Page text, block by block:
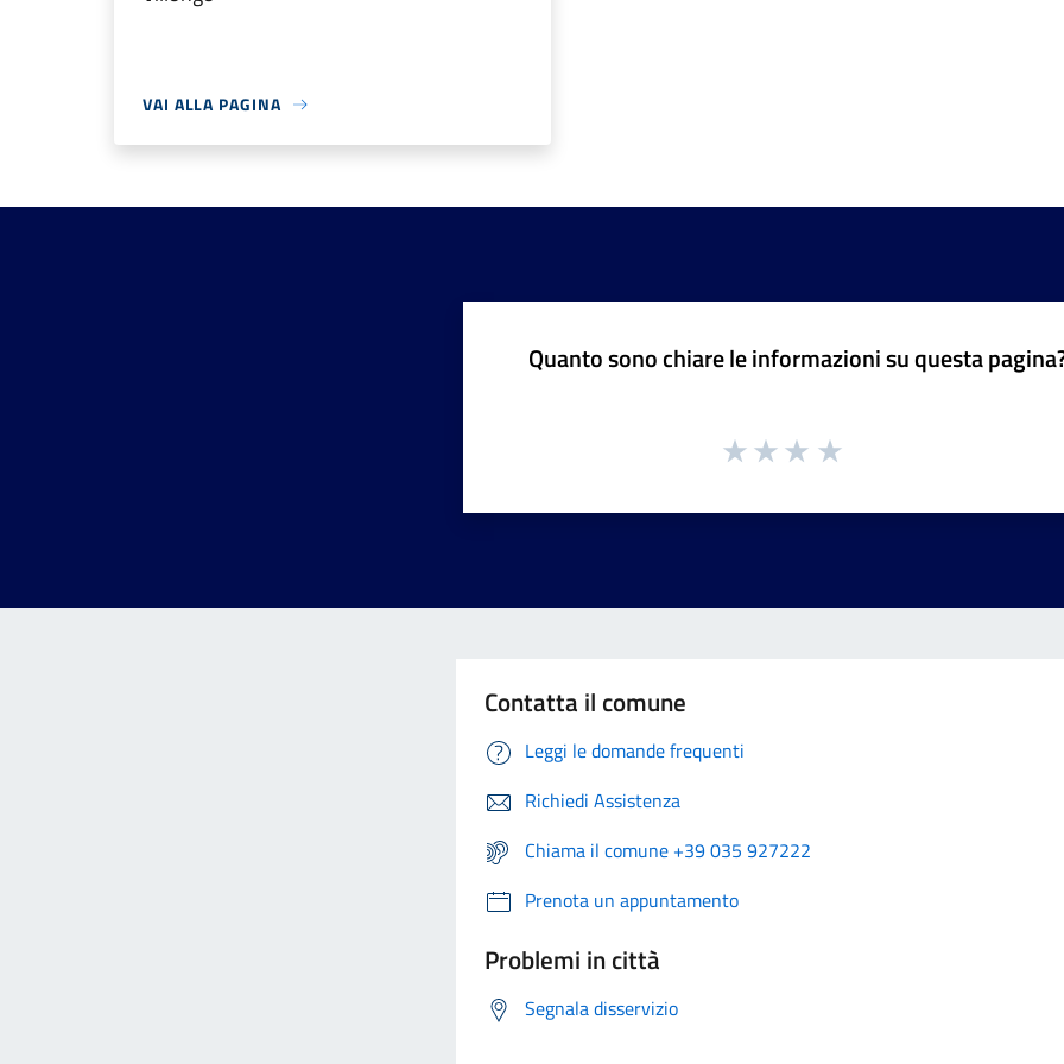
VAI ALLA PAGINA
Quanto sono chiare le informazioni su questa
Contatta il comune
Leggi le domande frequenti
Richiedi Assistenza
Chiama il comune +39 035 927222
Prenota un appuntamento
Problemi in città
Segnala disservizio